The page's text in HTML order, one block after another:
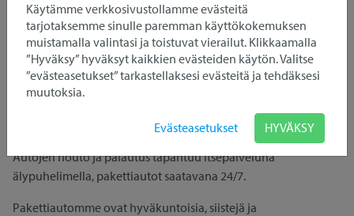
Avaa HSL:n reittiopas
Pakettiauton vuokraus
Helsingin Aimo Park
Finlandiasta
Autojen nouto ja palautus tapahtuu itsepalveluna
älypuhelimella, pakettiautot saatavana 24/7.
Pakettiautomme ovat hyväkuntoisia, siistejä ja
Käytämme verkkosivustollamme evästeitä
tarjotaksemme sinulle paremman käyttökokemuksen
muistamalla valintasi ja toistuvat vierailut. Klikkaamalla
”Hyväksy” hyväksyt kaikkien evästeiden käytön. Valitse
”evästeasetukset” tarkastellaksesi evästeitä ja tehdäksesi
muutoksia.
Evästeasetukset HYVÄKSY